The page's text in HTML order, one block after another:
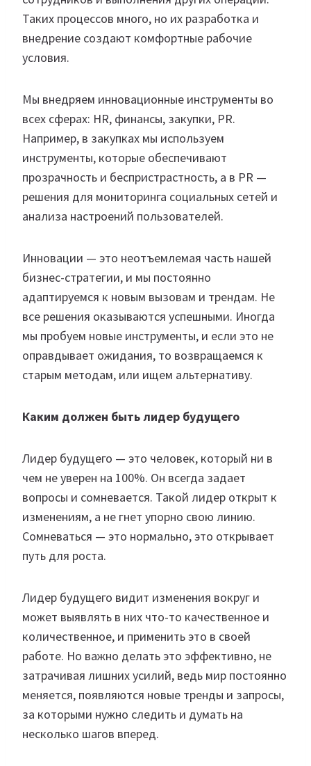
Таких процессов много, но их разработка и
внедрение создают комфортные рабочие
условия.
Мы внедряем инновационные инструменты во
всех сферах: HR, финансы, закупки, PR.
Например, в закупках мы используем
инструменты, которые обеспечивают
прозрачность и беспристрастность, а в PR —
решения для мониторинга социальных сетей и
анализа настроений пользователей.
Инновации — это неотъемлемая часть нашей
бизнес-стратегии, и мы постоянно
адаптируемся к новым вызовам и трендам. Не
все решения оказываются успешными. Иногда
мы пробуем новые инструменты, и если это не
оправдывает ожидания, то возвращаемся к
старым методам, или ищем альтернативу.
Каким должен быть лидер будущего
Лидер будущего — это человек, который ни в
чем не уверен на 100%. Он всегда задает
вопросы и сомневается. Такой лидер открыт к
изменениям, а не гнет упорно свою линию.
Сомневаться — это нормально, это открывает
путь для роста.
Лидер будущего видит изменения вокруг и
может выявлять в них что-то качественное и
количественное, и применить это в своей
работе. Но важно делать это эффективно, не
затрачивая лишних усилий, ведь мир постоянно
меняется, появляются новые тренды и запросы,
за которыми нужно следить и думать на
несколько шагов вперед.